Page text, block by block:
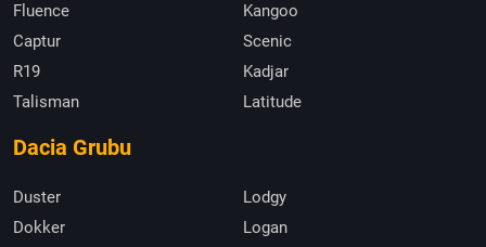
Fluence
Kangoo
Captur
Scenic
R19
Kadjar
Talisman
Latitude
Dacia Grubu
Duster
Lodgy
Dokker
Logan